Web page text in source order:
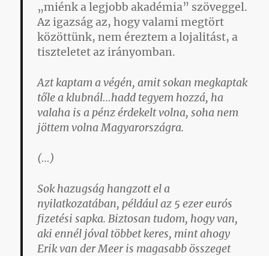
„miénk a legjobb akadémia” szöveggel.
Az igazság az, hogy valami megtört
közöttünk, nem éreztem a lojalitást, a
tiszteletet az irányomban.
Azt kaptam a végén, amit sokan megkaptak
tőle a klubnál…hadd tegyem hozzá, ha
valaha is a pénz érdekelt volna, soha nem
jöttem volna Magyarországra.
(…)
Sok hazugság hangzott el a
nyilatkozatában, például az 5 ezer eurós
fizetési sapka. Biztosan tudom, hogy van,
aki ennél jóval többet keres, mint ahogy
Erik van der Meer is magasabb összeget